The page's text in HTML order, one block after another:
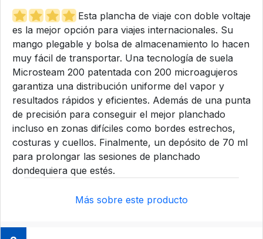
Esta plancha de viaje con doble voltaje
es la mejor opción para viajes internacionales. Su
mango plegable y bolsa de almacenamiento lo hacen
muy fácil de transportar. Una tecnología de suela
Microsteam 200 patentada con 200 microagujeros
garantiza una distribución uniforme del vapor y
resultados rápidos y eficientes. Además de una punta
de precisión para conseguir el mejor planchado
incluso en zonas difíciles como bordes estrechos,
costuras y cuellos. Finalmente, un depósito de 70 ml
para prolongar las sesiones de planchado
dondequiera que estés.
Más sobre este producto